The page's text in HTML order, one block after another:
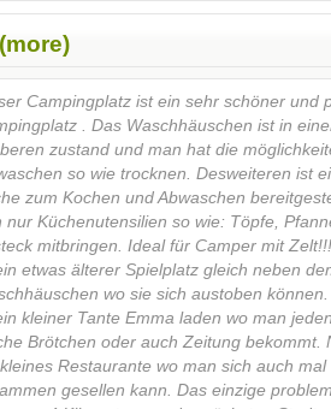
(more)
Campingplatz ist ein sehr schöner und
. Das Waschhäuschen ist in
zustand und man hat die
so wie trocknen. Desweiteren ist
zum Kochen und Abwaschen
nur Küchenutensilien so wie: Töpfe,
mitbringen. Ideal für Camper mit
etwas älterer Spielplatz gleich neben
wo sie sich austoben
kleiner Tante Emma laden wo man
Brötchen oder auch Zeitung bekommt.
Restaurante wo man sich auch mal
gesellen kann. Das einzige